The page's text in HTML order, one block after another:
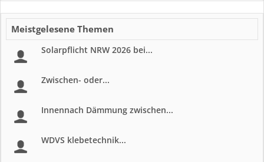
Meistgelesene Themen
Solarpflicht NRW 2026 bei...
Zwischen- oder...
Innennach Dämmung zwischen...
WDVS klebetechnik...